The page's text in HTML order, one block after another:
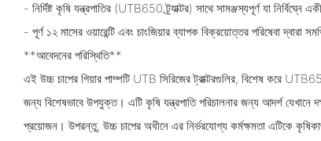
- নির্দিষ্ট কৃষি যন্ত্রপাতির (UTB650 ট্র্যাক্টর) সাথে সামঞ্জস্যপূর্ণ যা নির্বিঘ্নে
- পূর্ণ ১২ মাসের ওয়ারেন্টি এবং চাংজিয়ার ব্যাপক বিক্রয়োত্তর পরিষেবা দ্বারা
**আবেদনের পরিস্থিতি**
এই উচ্চ চাপের গিয়ার পাম্পটি UTB সিরিজের ট্রাক্টরগুলির, বিশেষ করে
জন্য বিশেষভাবে উপযুক্ত। এটি কৃষি যন্ত্রপাতি পরিচালনার জন্য আদর্শ যেখানে
প্রয়োজন। উপরন্তু, উচ্চ চাপের অধীনে এর নির্ভরযোগ্য কর্মক্ষমতা এটিকে